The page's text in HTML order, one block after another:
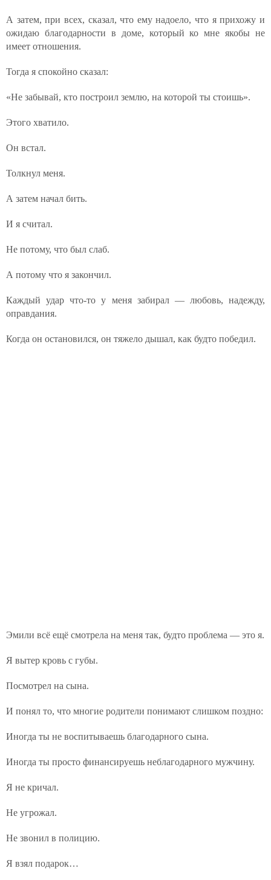
А затем, при всех, сказал, что ему надоело, что я прихожу и
ожидаю благодарности в доме, который ко мне якобы не
имеет отношения.
Тогда я спокойно сказал:
«Не забывай, кто построил землю, на которой ты стоишь».
Этого хватило.
Он встал.
Толкнул меня.
А затем начал бить.
И я считал.
Не потому, что был слаб.
А потому что я закончил.
Каждый удар что-то у меня забирал — любовь, надежду,
оправдания.
Когда он остановился, он тяжело дышал, как будто победил.
Эмили всё ещё смотрела на меня так, будто проблема — это я.
Я вытер кровь с губы.
Посмотрел на сына.
И понял то, что многие родители понимают слишком поздно:
Иногда ты не воспитываешь благодарного сына.
Иногда ты просто финансируешь неблагодарного мужчину.
Я не кричал.
Не угрожал.
Не звонил в полицию.
Я взял подарок…